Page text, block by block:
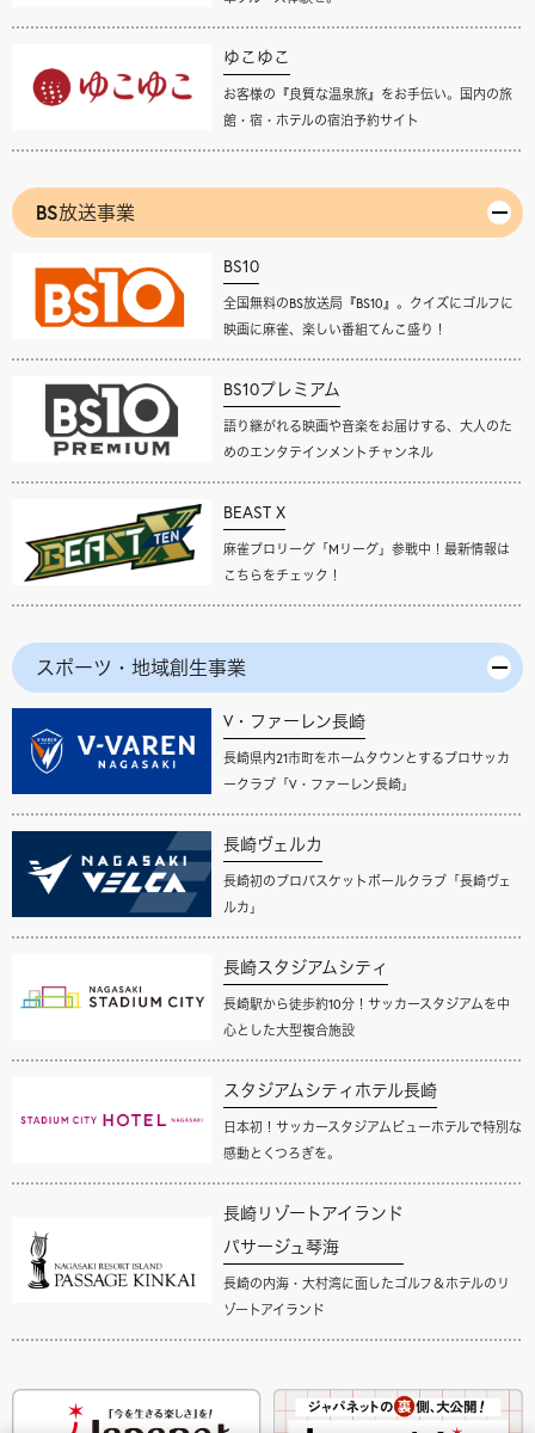
ゆこゆこ
お客様の『良質な温泉旅』をお手伝い。国内の旅
館・宿・ホテルの宿泊予約サイト
BS放送事業
BS10
全国無料のBS放送局『BS10』。クイズにゴルフに
映画に麻雀、楽しい番組てんこ盛り！
BS10プレミアム
語り継がれる映画や音楽をお届けする、大人のた
めのエンタテインメントチャンネル
BEAST X
麻雀プロリーグ「Mリーグ」参戦中！最新情報は
こちらをチェック！
スポーツ・地域創生事業
V・ファーレン長崎
長崎県内21市町をホームタウンとするプロサッカ
ークラブ「V・ファーレン長崎」
長崎ヴェルカ
長崎初のプロバスケットボールクラブ「長崎ヴェ
ルカ」
長崎スタジアムシティ
長崎駅から徒歩約10分！サッカースタジアムを中
心とした大型複合施設
スタジアムシティホテル長崎
日本初！サッカースタジアムビューホテルで特別な
感動とくつろぎを。
長崎リゾートアイランド
パサージュ琴海
長崎の内海・大村湾に面したゴルフ＆ホテルのリ
ゾートアイランド